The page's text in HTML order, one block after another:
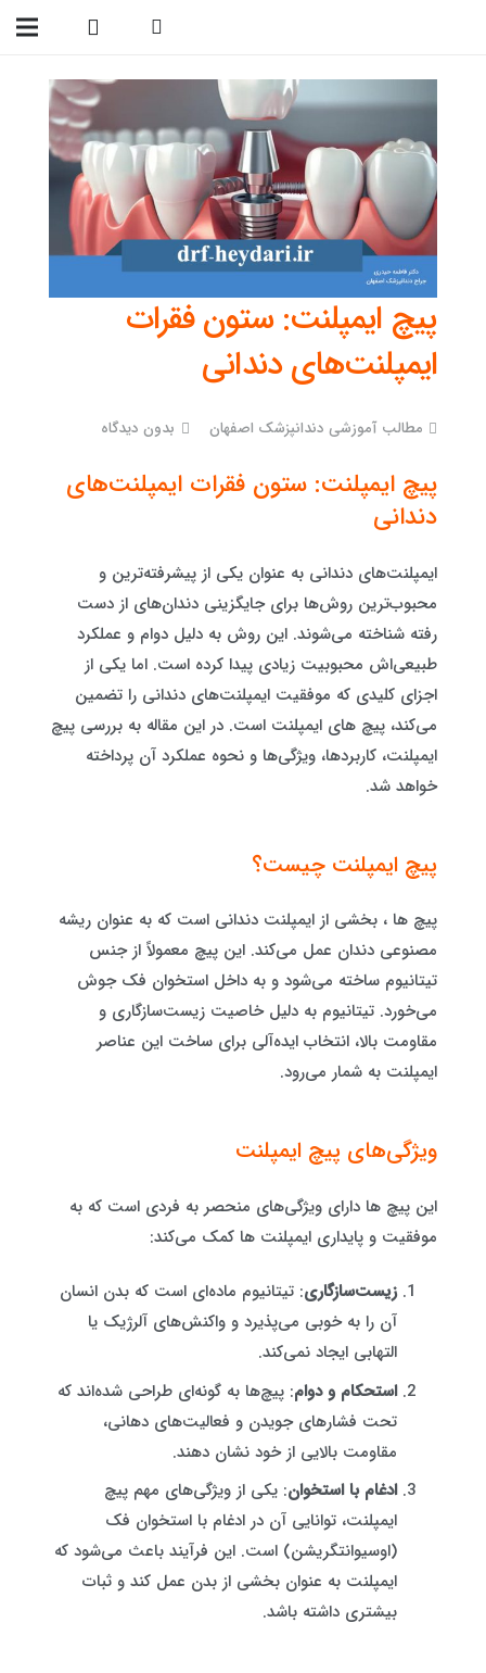
پیچ ایمپلنت: ستون فقرات
ایمپلنت‌های دندانی
مطالب آموزشی دندانپزشک اصفهان بدون دیدگاه
پیچ ایمپلنت: ستون فقرات ایمپلنت‌های
دندانی
ایمپلنت‌های دندانی به عنوان یکی از پیشرفته‌ترین و
محبوب‌ترین روش‌ها برای جایگزینی دندان‌های از دست
رفته شناخته می‌شوند. این روش به دلیل دوام و عملکرد
طبیعی‌اش محبوبیت زیادی پیدا کرده است. اما یکی از
اجزای کلیدی که موفقیت ایمپلنت‌های دندانی را تضمین
می‌کند، پیچ های ایمپلنت است. در این مقاله به بررسی پیچ
ایمپلنت، کاربردها، ویژگی‌ها و نحوه عملکرد آن پرداخته
خواهد شد.
پیچ ایمپلنت چیست؟
پیچ ها ، بخشی از ایمپلنت دندانی است که به عنوان ریشه
مصنوعی دندان عمل می‌کند. این پیچ معمولاً از جنس
تیتانیوم ساخته می‌شود و به داخل استخوان فک جوش
می‌خورد. تیتانیوم به دلیل خاصیت زیست‌سازگاری و
مقاومت بالا، انتخاب ایده‌آلی برای ساخت این عناصر
ایمپلنت به شمار می‌رود.
ویژگی‌های پیچ ایمپلنت
این پیچ ها دارای ویژگی‌های منحصر به فردی است که به
موفقیت و پایداری ایمپلنت ها کمک می‌کند:
زیست‌سازگاری: تیتانیوم ماده‌ای است که بدن انسان
آن را به خوبی می‌پذیرد و واکنش‌های آلرژیک یا
التهابی ایجاد نمی‌کند.
استحکام و دوام: پیچ‌ها به گونه‌ای طراحی شده‌اند که
تحت فشارهای جویدن و فعالیت‌های دهانی،
مقاومت بالایی از خود نشان دهند.
ادغام با استخوان: یکی از ویژگی‌های مهم پیچ
ایمپلنت، توانایی آن در ادغام با استخوان فک
(اوسیوانتگریشن) است. این فرآیند باعث می‌شود که
ایمپلنت به عنوان بخشی از بدن عمل کند و ثبات
بیشتری داشته باشد.